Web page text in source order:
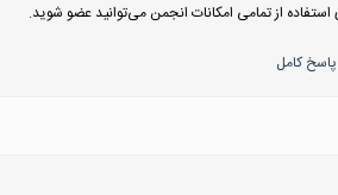
از تمامی امکانات انجمن می‌توانید عضو شوید.
پاسخ کامل